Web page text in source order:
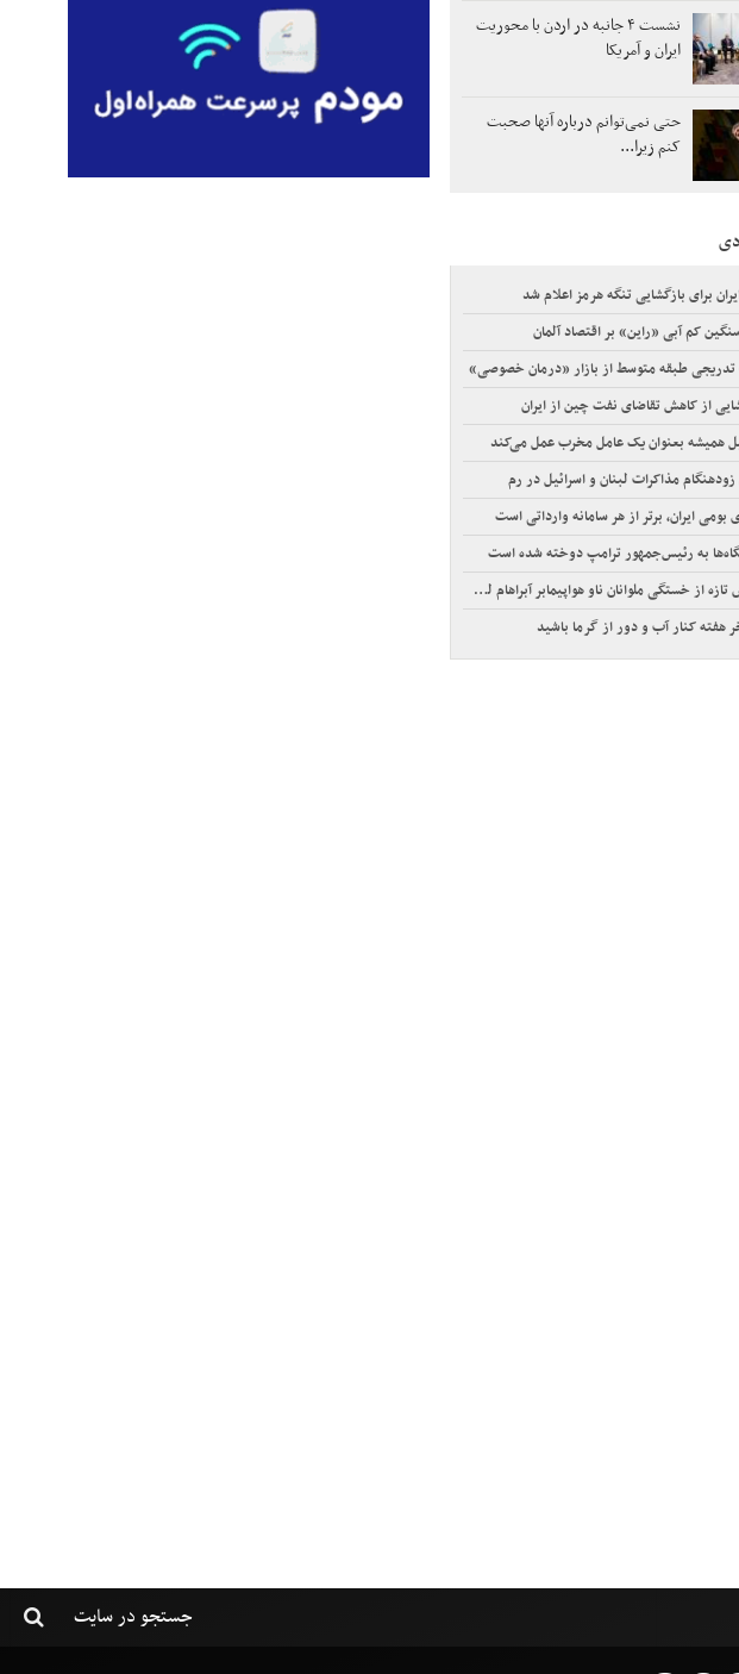
نشست ۴ جانبه در اردن با محوریت
ایران و آمریکا
حتی نمی‌توانم درباره آنها صحبت
کنم زیرا...
برای بازگشایی تنگه هرمز اعلام شد
کم آبی «راین» بر اقتصاد آلمان
طبقه متوسط از بازار «درمان خصوصی»
از کاهش تقاضای نفت چین از ایران
همیشه بعنوان یک عامل مخرب عمل می‌کند
زودهنگام مذاکرات لبنان و اسرائیل در رم
بومی ایران، برتر از هر سامانه وارداتی است
به رئیس‌جمهور ترامپ دوخته شده است
از خستگی ملوانان ناو هواپیمابر آبراهام لینکلن
هفته کنار آب و دور از گرما باشید